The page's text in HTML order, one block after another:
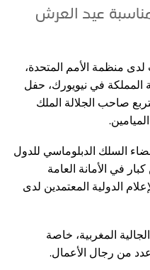
عيد العرش
لدى منظمة الأمم المتحدة،
المملكة في نيويورك، حفل
بهيج تخليدا للذكرى الـ26 لتربع صاحب الجلالة الملك
.
السلك الدبلوماسي للدول
في الأمانة العامة
الدولية المعتمدين لدى
المغربية، خاصة
من رجال الأعمال.